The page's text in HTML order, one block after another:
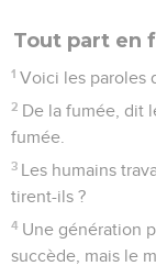
Tout part en
1 Voici les paroles
2 De la fumée, dit
fumée.
3 Les humains
tirent-ils ?
4 Une génération
succède, mais le